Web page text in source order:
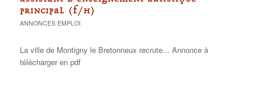
PRINCIPAL (F/H)
ANNONCES EMPLOI
La ville de Montigny le Bretonneux recrute... Annonce à
télécharger en pdf